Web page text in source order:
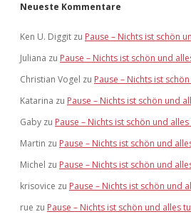
Neueste Kommentare
Ken U. Diggit zu Pause – Nichts ist schön
Juliana zu Pause – Nichts ist schön und
Christian Vogel zu Pause – Nichts ist
Katarina zu Pause – Nichts ist schön und
Gaby zu Pause – Nichts ist schön und
Martin zu Pause – Nichts ist schön und
Michel zu Pause – Nichts ist schön und
krisovice zu Pause – Nichts ist schön und
rue zu Pause – Nichts ist schön und alles